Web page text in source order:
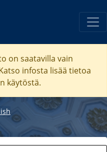
on saatavilla vain
infosta lisää tietoa
käytöstä.